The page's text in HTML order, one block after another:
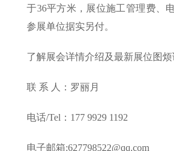
于36平方米，展位施工管理费、
参展单位据实另付。
了解展会详情介绍及最新展位图烦
联 系 人：罗丽月
电话/Tel：177 9929 1192
电子邮箱:627798522@qq.com